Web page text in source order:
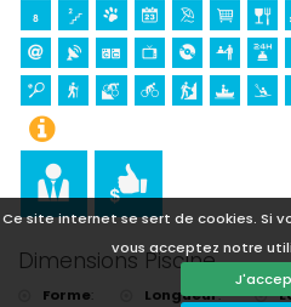
Ce site internet se sert de cookies. Si
vous acceptez notre
kilomètres de la villa)
golf (La Sella Golf Club, Denia) et
de la villa)
Dimensions Piscine
Forme:
Longueur: